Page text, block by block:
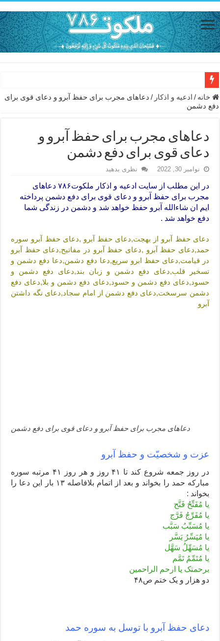
حاجت روایی با ذکر صلوات خاصه امام رضا (ع) – دعای شفای بیمار از
دعای حفظ جان خانواده از بلا در سفر – دعای دفع بلا در قرآن
دعای مجرب برای رفع گرفتاری – ذکر قوی برای جلوگیری از اندوه و
دعا برای عاشق شدن طرف مقابل – عاشق کردن طرف مقابل از راه
دعای حفظ جان عزیزان از بلا در سفر – دعا برای رفع حوادث بد روزانه
دعای روزی و رفع فقر – دعای مجرب برای گشایش مالی و برکت در کار
دعای قوی برای حاجات دنیا و آخرت – حاجت روایی و رفع مشکلات
دعا قدرت و توانمندی – دعا برای افزایش انرژی بدن و قدرت بازو
خانه / ادعيه و اذكار / دعاهای مجرب برای حفظ آبرو و دعای قوی برای
دفع دشمن
دعاهای مجرب برای حفظ آبرو و
دعای قوی برای دفع دشمن
نوامبر 30, 2022 نظری بدهید
در این مطلب از سایت ادعیه و اذکار ملکوت۷۸۶
دعاهای
مجرب برای حفظ آبرو و دعای قوی برای دفع دشمن پرداخته
ایم ان شاءالله آبرو حفظ خواهد شد و دشمن در زندگی شما
دفع خواهد شد .
دعای حفظ آبرو از بهجت,دعای حفظ آبرو ,دعای حفظ آبرو سوره
حمد,دعای حفظ آبرو ,دعای حفظ آبرو در مفاتیح,دعای حفظ آبرو
در قیامت,دعای حفظ ابرو سریع,دعا دفع دشمن,دعا دفع دشمن و
تسخیر قلب,دعای دفع دشمن و زبان بند,دعای دفع دشمن و
حسود,دعای دفع دشمن و حسود,دعای دفع دشمن و بلا,دعای دفع
دشمن سرسخت,دعای دفع دشمن از امام سجاد,دعای نگه داشتن
آبرو
دعاهای مجرب برای حفظ آبرو و دعای قوی برای دفع دشمن
عزت و شخصیّت و حفظ آبرو
در روز جمعه شروع کند تا ۴۱ روز
و هر روز ۴۱ مرتبه سوره
مبارکه حمد را بخواند
و بعد از اتمام بلافاصله ۱۳ بار این دعا را
بخواند :
یا مُفَتِّحُ فَتَّح
یا مُفَرِّجُ فَرَّج
یا مُسَبِّبُ سَبَّب
یا مُیَسِّرُ یَسَّر
یا مُسَهِّلُ سَهَّل
یا مُتَمِّمُ تَمَّم
برحمتک یا ارحم الراحمین
دو هزار و یک ختم ص۴۸
دعای حفظ آبرو با توسل به سوره حمد